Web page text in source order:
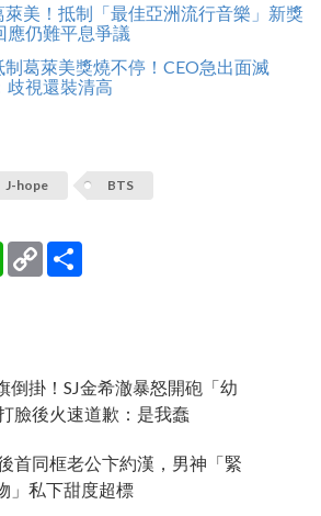
萊美！抵制「最佳亞洲流行音樂」新獎
仍難平息爭議
葛萊美獎燒不停！CEO急出面滅
歧視還裝清高
J-hope BTS
WhatsApp
Copy
Link
倒掛！SJ金希澈暴怒開砲「幼
臉後火速道歉：是我蠢
首同框老公卞約漢，男神「緊
」私下甜度超標